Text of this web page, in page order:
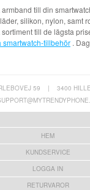
till din
silikon, nylon, samt
till de lägsta
smartwatch-tillbehör .
59 | 3400
HEM
KUNDSERVICE
LOGGA IN
RETURVAROR